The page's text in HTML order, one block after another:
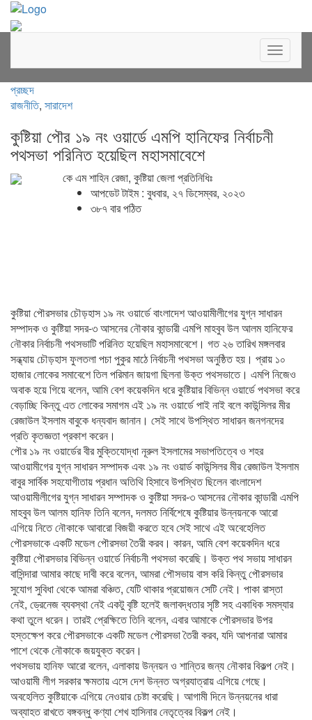
Toggle
প্রচ্ছদ
রাজনীতি, সারাদেশ
কুষ্টিয়া পৌর ১৯ নং ওয়ার্ডে এমপি হানিফের নির্বাচনী
পথসভা পরিনিত হয়েছিল মহাসমাবেশে
কে এম শাহিন রেজা, কুষ্টিয়া জেলা প্রতিনিধিঃ
আপডেট টাইম : বুধবার, ২৭ ডিসেম্বর, ২০২৩
৩৮৭ বার পঠিত
কুষ্টিয়া পৌরসভার চৌড়হাস ১৯ নং ওয়ার্ডে বাংলাদেশ আওয়ামীলীগের যুগ্ন সাধারন
সম্পাদক ও কুষ্টিয়া সদর-৩ আসনের নৌকার কান্ডারী এমপি মাহবুব উল আলম হানিফের
নৌকার নির্বাচনী পথসভাটি পরিনিত হয়েছিল মহাসমাবেশে। গত ২৬ তারিখ মঙ্গলবার
সন্ধ্যায় চৌড়হাস ফুলতলা পচা পুকুর মাঠে নির্বাচনী পথসভা অনুষ্ঠিত হয়। প্রায় ১০
হাজার লোকের সমাবেশে তিল পরিমান জায়গা ছিলনা উক্ত পথসভাতে। এমপি নিজেও
অবাক হয়ে গিয়ে বলেন, আমি বেশ কয়েকদিন ধরে কুষ্টিয়ার বিভিন্ন ওয়ার্ডে পথসভা করে
বেড়াচ্ছি কিন্তু এত লোকের সমাগম এই ১৯ নং ওয়ার্ডে পাই নাই বলে কাউন্সিলর মীর
রেজাউল ইসলাম বাবুকে ধন্যবাদ জানান। সেই সাথে উপস্থিত সাধারন জনগনদের
প্রতি কৃতজ্ঞতা প্রকাশ করেন।
পৌর ১৯ নং ওয়ার্ডের বীর মুক্তিযোদ্ধা নূরুল ইসলামের সভাপতিত্বে ও শহর
আওয়ামীগের যুগ্ন সাধারন সম্পাদক এবং ১৯ নং ওয়ার্ড কাউন্সিলর মীর রেজাউল ইসলাম
বাবুর সার্বিক সহযোগীতায় প্রধান অতিথি হিসাবে উপস্থিত ছিলেন বাংলাদেশ
আওয়ামীলীগের যুগ্ন সাধারন সম্পাদক ও কুষ্টিয়া সদর-৩ আসনের নৌকার কান্ডারী এমপি
মাহবুব উল আলম হানিফ তিনি বলেন, দলমত নির্বিশেষে কুষ্টিয়ার উন্নয়নকে আরো
এগিয়ে নিতে নৌকাকে আবারো বিজয়ী করতে হবে সেই সাথে এই অবেহেলিত
পৌরসভাকে একটি মডেল পৌরসভা তৈরী করব। কারন, আমি বেশ কয়েকদিন ধরে
কুষ্টিয়া পৌরসভার বিভিন্ন ওয়ার্ডে নির্বাচনী পথসভা করেছি। উক্ত পথ সভায় সাধারন
বাসিন্দারা আমার কাছে দাবী করে বলেন, আমরা পৌসভায় বাস করি কিন্তু পৌরসভার
সুযোগ সুবিধা থেকে আমরা বঞ্চিত, যেটি থাকার প্রয়োজন সেটি নেই। পাকা রাস্তা
নেই, ড্রেনেজ ব্যবস্থা নেই একটু বৃষ্টি হলেই জলাবদ্ধতার সৃষ্টি সহ একাধিক সমস্যার
কথা তুলে ধরেন। তারই প্রেক্ষিতে তিনি বলেন, এবার আমাকে পৌরসভার উপর
হস্তক্ষেপ করে পৌরসভাকে একটি মডেল পৌরসভা তৈরী করব, যদি আপনারা আমার
পাশে থেকে নৌকাকে জয়যুক্ত করেন।
পথসভায় হানিফ আরো বলেন, এলাকায় উন্নয়ন ও শান্তির জন্য নৌকার বিকল্প নেই।
আওয়ামী লীগ সরকার ক্ষমতায় এসে দেশ উন্নত অগ্রযাত্রায় এগিয়ে গেছে।
অবহেলিত কুষ্টিয়াকে এগিয়ে নেওয়ার চেষ্টা করেছি। আগামী দিনে উন্নয়নের ধারা
অব্যাহত রাখতে বঙ্গবন্ধু কণ্যা শেখ হাসিনার নেতৃত্বের বিকল্প নেই।